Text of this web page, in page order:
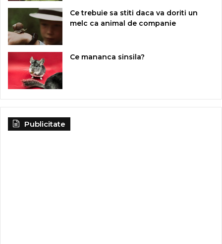
Ce trebuie sa stiti daca va doriti un
melc ca animal de companie
Ce mananca sinsila?
Publicitate